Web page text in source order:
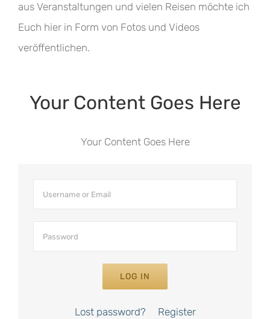
aus Veranstaltungen und vielen Reisen möchte ich
Euch hier in Form von Fotos und Videos
veröffentlichen.
Your Content Goes Here
Your Content Goes Here
LOG IN
Lost password? Register